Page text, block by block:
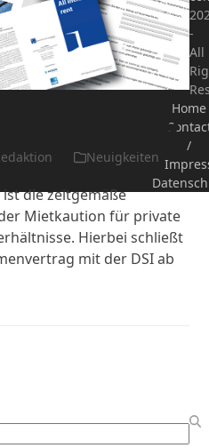
die dsi-group
Neuigkeiten
die zeitgemäße
Mietkaution für private
Hierbei schließt
mit der DSI ab
-
All
Home
/